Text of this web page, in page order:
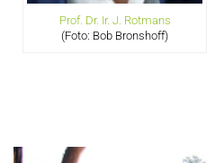
Prof. Dr. Ir. J. Rotmans
(Foto: Bob Bronshoff)